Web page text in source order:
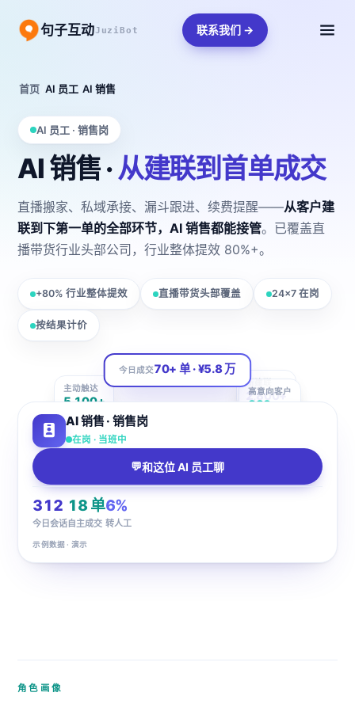
句子互动JuziBot 联系我们 →
首页 /AI 员工 /AI 销售
AI 员工 · 销售岗
AI 销售 ·从建联到首单成交
直播搬家、私域承接、漏斗跟进、续费提醒——从客户建
联到下第一单的全部环节，AI 销售都能接管。已覆盖直
播带货行业头部公司，行业整体提效 80%+。
+80% 行业整体提效 直播带货头部覆盖 24×7 在岗
按结果计价
SALES
AI 销售 · 当日数据
新建联
2,800+
主动触达
5,100+
高意向客户
380+
今日成交70+ 单 · ¥5.8 万
AI 销售 · 销售岗
在岗 · 当班中
312
今日会话
18 单
自主成交
6%
转人工
示例数据 · 演示
💬和这位 AI 员工聊
角色画像